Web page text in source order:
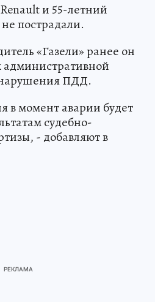
и 55-летний
пострадали.
«Газели» ранее он
административной
нарушения ПДД.
в момент аварии будет
судебно-
- добавляют в